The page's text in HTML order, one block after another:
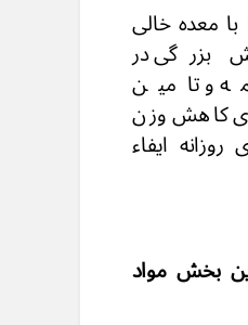
معده خالی
بزرگی در
و تامین
کاهش وزن
روزانه ایفاء
بخش مواد